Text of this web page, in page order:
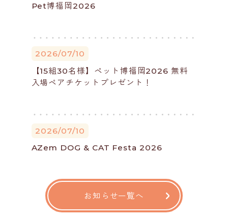
Pet博福岡2026
2026/07/10
【15組30名様】ペット博福岡2026 無料
入場ペアチケットプレゼント！
2026/07/10
AZem DOG & CAT Festa 2026
お知らせ一覧へ